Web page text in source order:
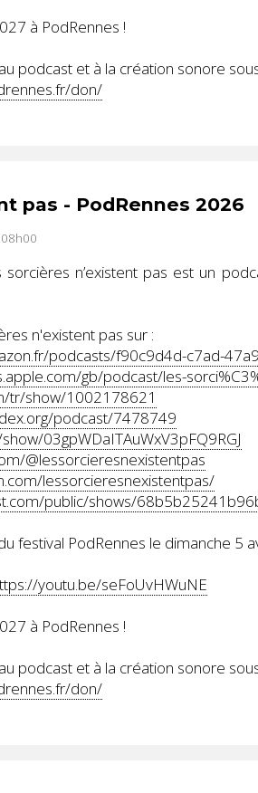
à PodRennes !
podcast et à la création sonore
don/
pas - PodRennes 2026
n’existent pas est un
n'existent pas sur :
podcasts/f90c9d4d-c7ad-
gb/podcast/les-
tr/show/1002178621
podcast/7478749
03gpWDaITAuWxV3pFQ9RGJ
@lessorcieresnexistentpas
lessorcieresnexistentpas/
public/shows/
festival PodRennes le dimanche 5
youtu.be/seFoUvHWuNE
à PodRennes !
podcast et à la création sonore
don/